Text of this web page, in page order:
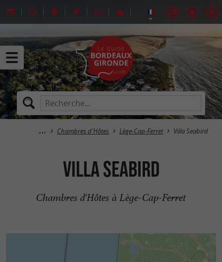
Chambres d'Hôtes Lège-Cap-Ferret Villa Seabird
Villa Seabird
Chambres d'Hôtes à Lège-Cap-Ferret